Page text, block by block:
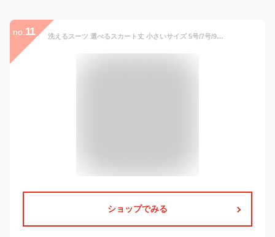
no. 11 洗えるスーツ 選べるスカート丈 小さいサイズ 5号/7号/9号/11号/13号/15号/17号/19号 大きいサイズ 後ろリボンジャケット＋ブラウスずれ防止テープフレアスカートスーツ 入学式 卒業式 就活 リクルートスーツ 黒 明るめベージュ・ネイビー433(AU1A2U)432(AMbet/BL2f3y)
ショップでみる